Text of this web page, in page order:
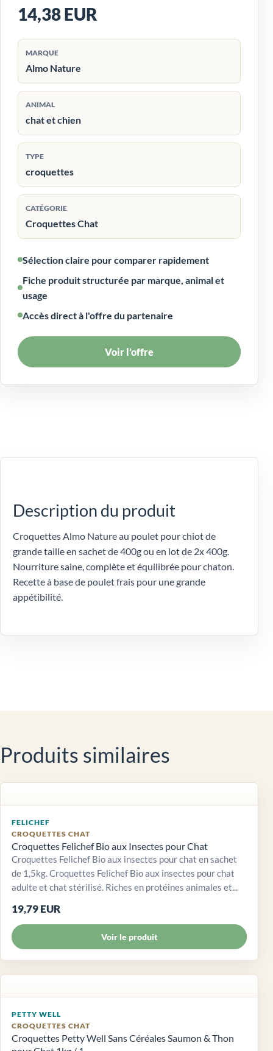
14,38 EUR
MARQUE
Almo Nature
ANIMAL
chat et chien
TYPE
croquettes
CATÉGORIE
Croquettes Chat
Sélection claire pour comparer rapidement
Fiche produit structurée par marque, animal et
usage
Accès direct à l'offre du partenaire
Voir l’offre
Description du produit
Croquettes Almo Nature au poulet pour chiot de
grande taille en sachet de 400g ou en lot de 2x 400g.
Nourriture saine, complète et équilibrée pour chaton.
Recette à base de poulet frais pour une grande
appétibilité.
Produits similaires
FELICHEF
CROQUETTES CHAT
Croquettes Felichef Bio aux Insectes pour Chat
Croquettes Felichef Bio aux insectes pour chat en sachet
de 1,5kg. Croquettes Felichef Bio aux insectes pour chat
adulte et chat stérilisé. Riches en protéines animales et...
19,79 EUR
Voir le produit
PETTY WELL
CROQUETTES CHAT
Croquettes Petty Well Sans Céréales Saumon & Thon